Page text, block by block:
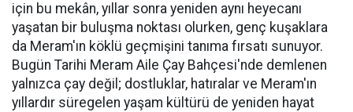
için bu mekân, yıllar sonra yeniden aynı heyecanı
yaşatan bir buluşma noktası olurken, genç kuşaklara
da Meram'ın köklü geçmişini tanıma fırsatı sunuyor.
Bugün Tarihi Meram Aile Çay Bahçesi'nde demlenen
yalnızca çay değil; dostluklar, hatıralar ve Meram'ın
yıllardır süregelen yaşam kültürü de yeniden hayat